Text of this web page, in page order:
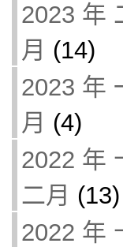
2023 年
月 (14)
2023 年
月 (4)
2022 年
二月 (13)
2022 年